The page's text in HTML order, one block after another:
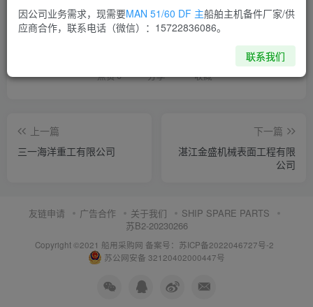
喜欢就支持一下吧
点赞6 分享 收藏
上一篇
三一海洋重工有限公司
下一篇
湛江金盛机械表面工程有限
公司
友链申请 广告合作 关于我们
SHIP SPARE PARTS
苏B2-20230266
Copyright ©2021 船用采购网 备案号：苏ICP备2022046727号-2
苏公网安备 32120402000447号
因公司业务需求，现需要MAN 51/60 DF 主船舶主机备件厂家/供
应商合作，联系电话（微信）：15722836086。
联系我们